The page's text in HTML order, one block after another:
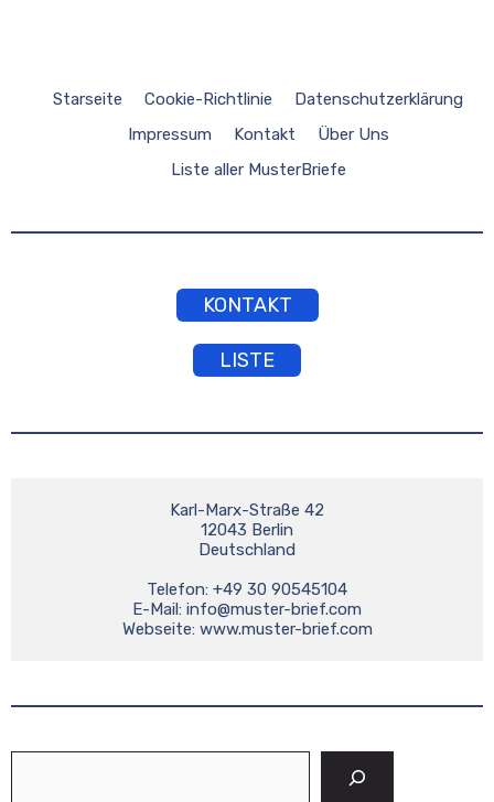
Starseite Cookie-Richtlinie
Datenschutzerklärung
Impressum
Kontakt
Über Uns
Liste aller MusterBriefe
KONTAKT
LISTE
Karl-Marx-Straße 42
12043 Berlin
Deutschland
Telefon: +49 30 90545104
E-Mail: info@muster-brief.com